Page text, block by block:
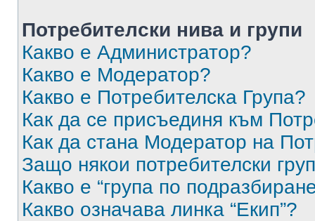
Потребителски нива и групи
Какво е Администратор?
Какво е Модератор?
Какво е Потребителска Група?
Как да се присъединя към
Как да стана Модератор на
Защо някои потребителски
Какво е “група по
Какво означава линка “Екип”?